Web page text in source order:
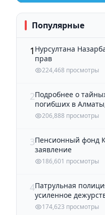
Популярные
1 Нурсултана
прав
224,468 просмотры
2Подробнее о
погибших в
206,888 просмотры
3Пенсионный фонд
заявление
186,601 просмотры
4Патрульная
усиленное
174,623 просмотры